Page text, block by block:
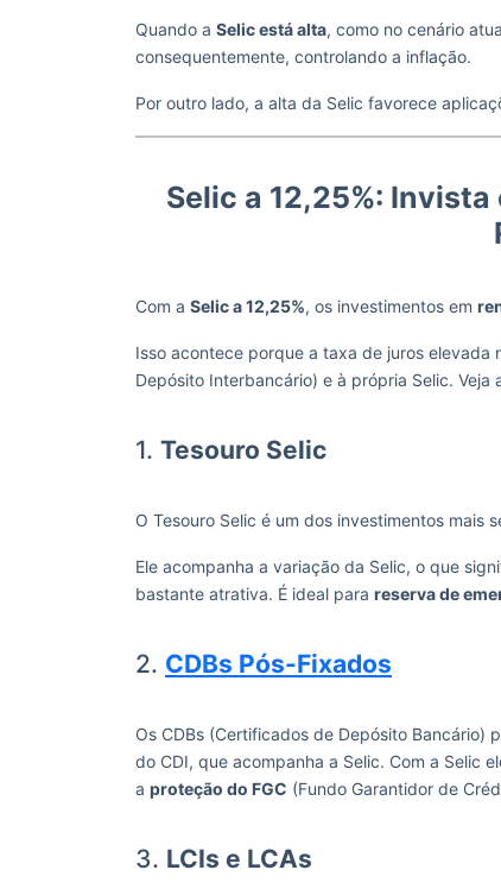
Quando a Selic está alta, como no cenário
consequentemente, controlando a inflação.
Por outro lado, a alta da Selic favorece
Selic a 12,25%:
Com a Selic a 12,25%, os investimentos em
Isso acontece porque a taxa de juros elevada
Depósito Interbancário) e à própria Selic. Veja
1. Tesouro Selic
O Tesouro Selic é um dos investimentos mais
Ele acompanha a variação da Selic, o que
bastante atrativa. É ideal para reserva de
2. CDBs Pós-Fixados
Os CDBs (Certificados de Depósito
do CDI, que acompanha a Selic. Com a Selic
a proteção do FGC (Fundo Garantidor de
3. LCIs e LCAs